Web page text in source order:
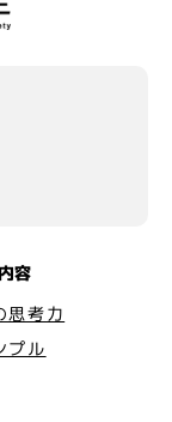
容
思考力
プル